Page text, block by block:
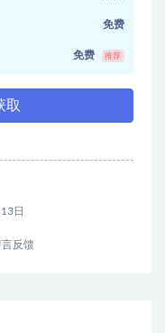
免费
免费 推荐
取
日
反馈